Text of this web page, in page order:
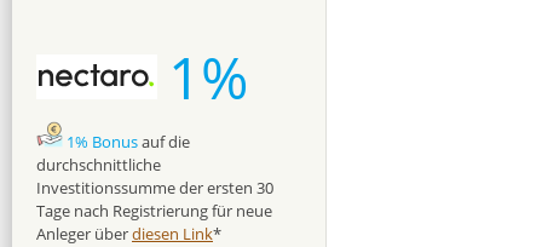
1%
1% Bonusauf die
durchschnittliche
Investitionssumme der ersten 30
Tage nach Registrierung für neue
Anleger überdiesen Link*